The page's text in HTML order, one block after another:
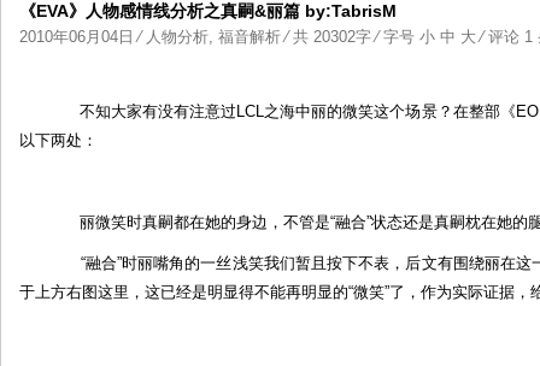
《EVA》人物感情线分析之真嗣&丽篇 by:TabrisM
2010年06月04日 ⁄ 人物分析, 福音解析⁄ 共 20302字 ⁄ 字号 小 中 大 ⁄评论 1
不知大家有没有注意过LCL之海中丽的微笑这个场景？在整部《
以下两处：
丽微笑时真嗣都在她的身边，不管是“融合”状态还是真嗣枕在她的
“融合”时丽嘴角的一丝浅笑我们暂且按下不表，后文有围绕丽在这
于上方右图这里，这已经是明显得不能再明显的“微笑”了，作为实际证据，